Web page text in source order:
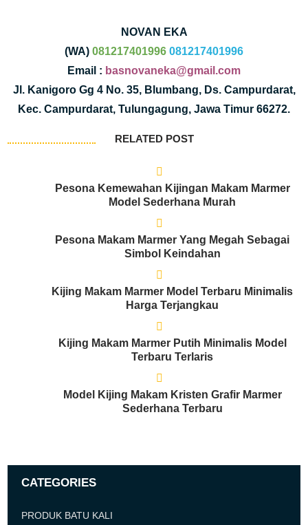
NOVAN EKA
(WA) 081217401996 081217401996
Email : basnovaneka@gmail.com
Jl. Kanigoro Gg 4 No. 35, Blumbang, Ds. Campurdarat,
Kec. Campurdarat, Tulungagung, Jawa Timur 66272.
RELATED POST
Pesona Kemewahan Kijingan Makam Marmer
Model Sederhana Murah
Pesona Makam Marmer Yang Megah Sebagai
Simbol Keindahan
Kijing Makam Marmer Model Terbaru Minimalis
Harga Terjangkau
Kijing Makam Marmer Putih Minimalis Model
Terbaru Terlaris
Model Kijing Makam Kristen Grafir Marmer
Sederhana Terbaru
CATEGORIES
PRODUK BATU KALI